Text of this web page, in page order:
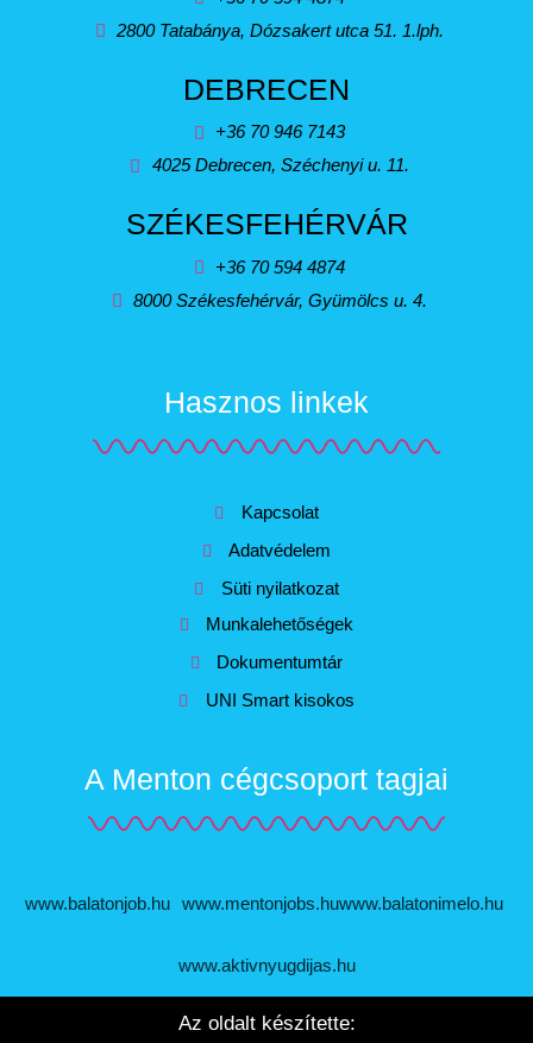
2800 Tatabánya, Dózsakert utca 51. 1.lph.
DEBRECEN
+36 70 946 7143
4025 Debrecen, Széchenyi u. 11.
SZÉKESFEHÉRVÁR
+36 70 594 4874
8000 Székesfehérvár, Gyümölcs u. 4.
A Menton cégcsoport tagjai
www.balatonjob.hu www.mentonjobs.huwww.balatonimelo.hu
www.aktivnyugdijas.hu
Hasznos linkek
Kapcsolat
Adatvédelem
Süti nyilatkozat
Munkalehetőségek
Dokumentumtár
UNI Smart kisokos
Az oldalt készítette: